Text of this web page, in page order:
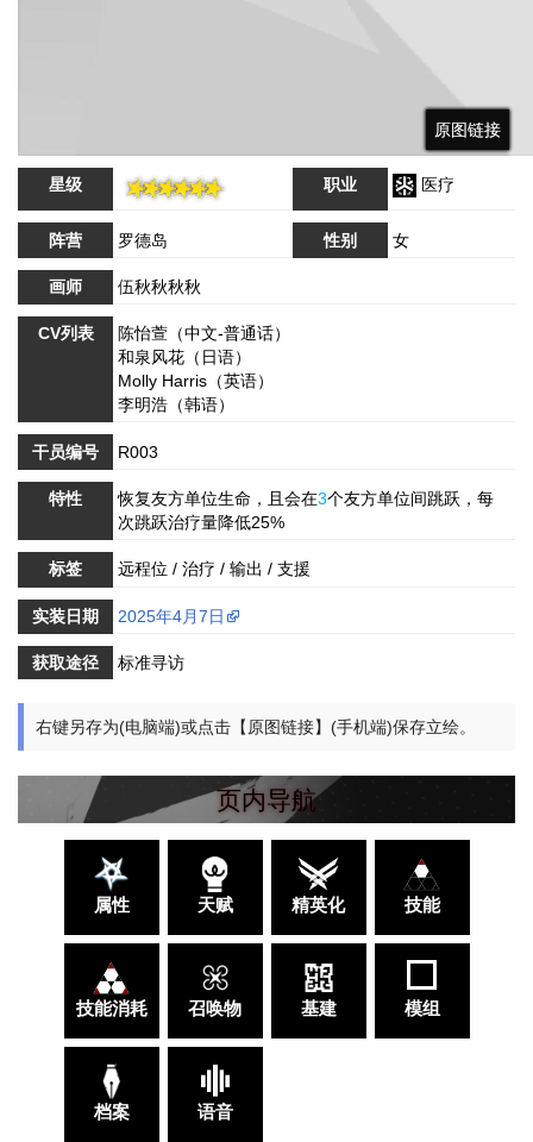
原图链接
原图链接
原图链接
星级 职业 医疗
阵营 罗德岛 性别 女
画师 伍秋秋秋秋
CV列表
陈怡萱（中文-普通话）
和泉风花（日语）
Molly Harris（英语）
李明浩（韩语）
干员编号 R003
特性 恢复友方单位生命，且会在3个友方单位间跳跃，每
次跳跃治疗量降低25%
标签 远程位 / 治疗 / 输出 / 支援
实装日期 2025年4月7日
获取途径 标准寻访
右键另存为(电脑端)或点击【原图链接】(手机端)保存立绘。
页内导航
属性 天赋 精英化 技能
技能消耗 召唤物 基建 模组
档案 语音